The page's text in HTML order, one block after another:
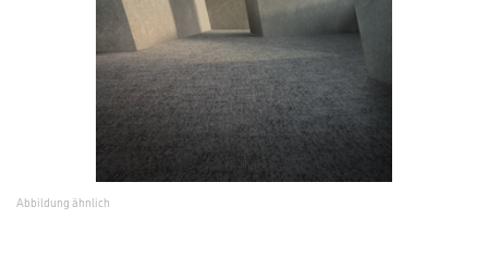
Abbildung ähnlich